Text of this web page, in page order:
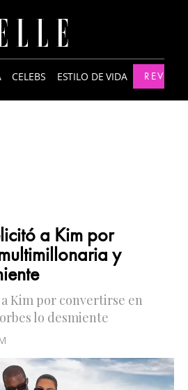
CELEBS ESTILO DE VIDA
a Kim por
y
Kim por convertirse en
lo desmiente